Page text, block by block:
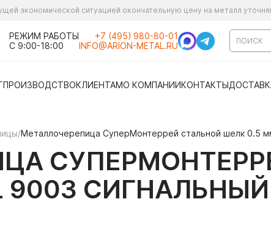
экономической ситуацией окончательную цену на металл
РЕЖИМ РАБОТЫ
С 9:00-18:00
+7 (495) 980-80-01
INFO@ARION-METAL.RU
ПРОИЗВОДСТВОКЛИЕНТАМО КОМПАНИИКОНТАКТЫ
/Металлочерепица СуперМонтеррей стальной шелк 0.5
9003